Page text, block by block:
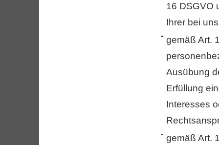
16 DSGVO
Ihrer bei
gemäß Art.
Ausübung
Erfüllung
Interesses
gemäß Art.